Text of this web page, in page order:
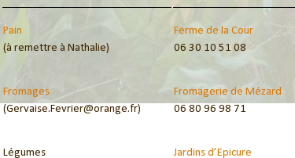
Pain
(à remettre à Nathalie)
Ferme de la Cour
06 30 10 51 08
Fromages
(Gervaise.Fevrier@orange.fr)
Fromagerie de Mézard
06 80 96 98 71
Légumes
Jardins d’Epicure